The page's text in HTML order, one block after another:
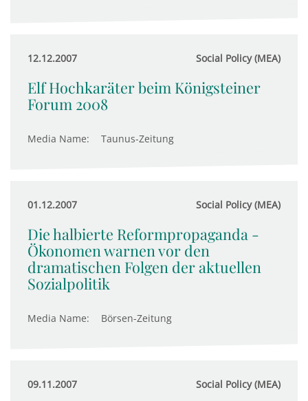
12.12.2007 Social Policy (MEA)
Elf Hochkaräter beim Königsteiner
Forum 2008
Media Name: Taunus-Zeitung
01.12.2007 Social Policy (MEA)
Die halbierte Reformpropaganda -
Ökonomen warnen vor den
dramatischen Folgen der aktuellen
Sozialpolitik
Media Name: Börsen-Zeitung
09.11.2007 Social Policy (MEA)